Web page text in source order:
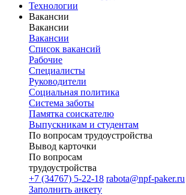
Технологии
Вакансии
Вакансии
Вакансии
Список вакансий
Рабочие
Специалисты
Руководители
Cоциальная политика
Система заботы
Памятка соискателю
Выпускникам и студентам
По вопросам трудоустройства
Вывод карточки
По вопросам
трудоустройства
+7 (34767) 5-22-18 rabota@npf-paker.ru
Заполнить анкету